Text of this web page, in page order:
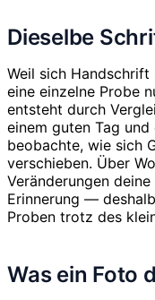
Dieselbe
Weil sich
eine einzelne Probe
entsteht durch
einem guten Tag
beobachte, wie sich
verschieben. Über
Veränderungen
Erinnerung —
Proben trotz des
Was ein Foto